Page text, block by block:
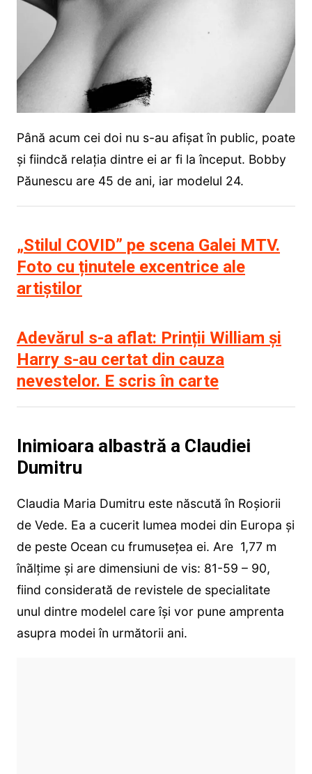
Până acum cei doi nu s-au afișat în public, poate
și fiindcă relația dintre ei ar fi la început. Bobby
Păunescu are 45 de ani, iar modelul 24.
„Stilul COVID” pe scena Galei MTV.
Foto cu ținutele excentrice ale
artiștilor
Adevărul s-a aflat: Prinții William și
Harry s-au certat din cauza
nevestelor. E scris în carte
Inimioara albastră a Claudiei
Dumitru
Claudia Maria Dumitru este născută în Roșiorii
de Vede. Ea a cucerit lumea modei din Europa și
de peste Ocean cu frumusețea ei. Are 1,77 m
înălțime și are dimensiuni de vis: 81-59 – 90,
fiind considerată de revistele de specialitate
unul dintre modelel care își vor pune amprenta
asupra modei în următorii ani.